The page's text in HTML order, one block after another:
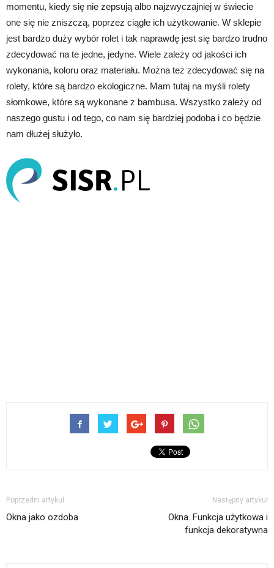
momentu, kiedy się nie zepsują albo najzwyczajniej w świecie
one się nie zniszczą, poprzez ciągłe ich użytkowanie. W sklepie
jest bardzo duży wybór rolet i tak naprawdę jest się bardzo trudno
zdecydować na te jedne, jedyne. Wiele zależy od jakości ich
wykonania, koloru oraz materiału. Można też zdecydować się na
rolety, które są bardzo ekologiczne. Mam tutaj na myśli rolety
słomkowe, które są wykonane z bambusa. Wszystko zależy od
naszego gustu i od tego, co nam się bardziej podoba i co będzie
nam dłużej służyło.
Poprzedni artykuł
Okna jako ozdoba
Następny artykuł
Okna. Funkcja użytkowa i
funkcja dekoratywna